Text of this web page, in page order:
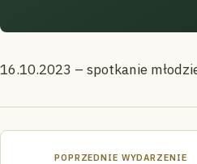
16.10.2023 – spotkanie
POPRZEDNIE WYDARZENIE